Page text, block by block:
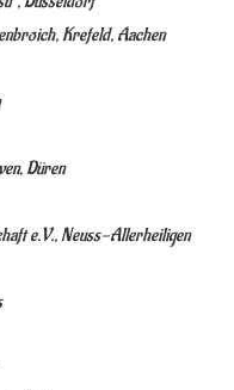
Krefeld, Aachen
Düren
e.V., Neuss-Allerheiligen